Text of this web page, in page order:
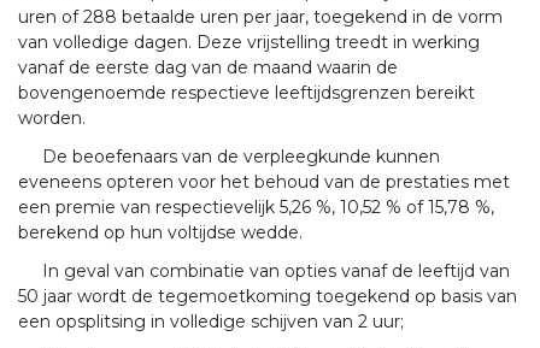
uren of 288 betaalde uren per jaar, toegekend in de vorm
van volledige dagen. Deze vrijstelling treedt in werking
vanaf de eerste dag van de maand waarin de
bovengenoemde respectieve leeftijdsgrenzen bereikt
worden.
De beoefenaars van de verpleegkunde kunnen
eveneens opteren voor het behoud van de prestaties met
een premie van respectievelijk 5,26 %, 10,52 % of 15,78 %,
berekend op hun voltijdse wedde.
In geval van combinatie van opties vanaf de leeftijd van
50 jaar wordt de tegemoetkoming toegekend op basis van
een opsplitsing in volledige schijven van 2 uur;